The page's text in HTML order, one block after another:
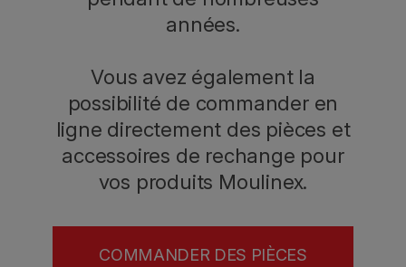
années.
Vous avez également la
possibilité de commander en
ligne directement des pièces et
accessoires de rechange pour
vos produits Moulinex.
COMMANDER DES PIÈCES